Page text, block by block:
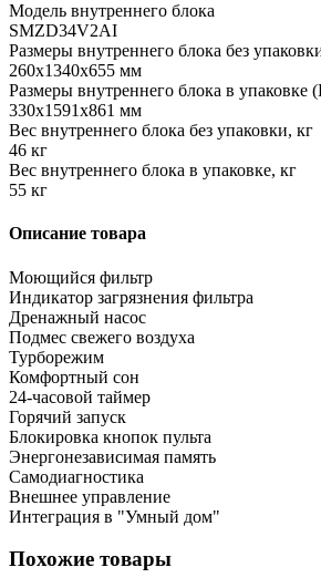
Модель внутреннего блока
SMZD34V2AI
Размеры внутреннего блока без
260x1340x655 мм
Размеры внутреннего блока в
330x1591x861 мм
Вес внутреннего блока без упаковки, кг
46 кг
Вес внутреннего блока в упаковке, кг
55 кг
Описание товара
Моющийся фильтр
Индикатор загрязнения фильтра
Дренажный насос
Подмес свежего воздуха
Турборежим
Комфортный сон
24-часовой таймер
Горячий запуск
Блокировка кнопок пульта
Энергонезависимая память
Самодиагностика
Внешнее управление
Интеграция в "Умный дом"
Похожие товары